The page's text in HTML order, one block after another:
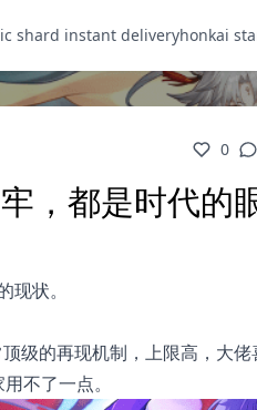
shard instant deliveryhonkai
0
，都是时代的
状。
级的再现机制，上限高，大佬
不了一点。